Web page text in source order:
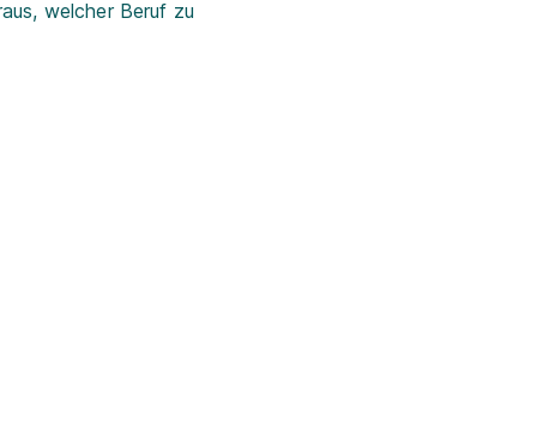
welcher Beruf zu